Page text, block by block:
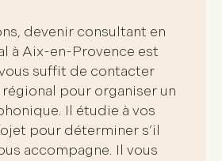
devenir consultant en
à Aix-en-Provence est
suffit de contacter
pour organiser un
Il étudie à vos
pour déterminer s’il
accompagne. Il vous